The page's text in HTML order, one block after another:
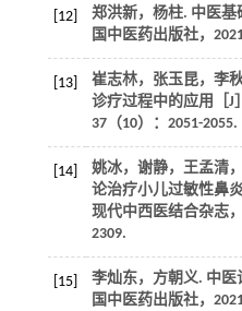
[12] 郑洪新，杨柱. 中医基
国中医药出版社，
[13] 崔志林，张玉昆，李秋
诊疗过程中的应用［J
37（10）：2051-2055.
[14] 姚冰，谢静，王孟清，
论治疗小儿过敏性鼻
现代中西医结合杂志，
2309.
[15] 李灿东，方朝义. 中医
国中医药出版社，